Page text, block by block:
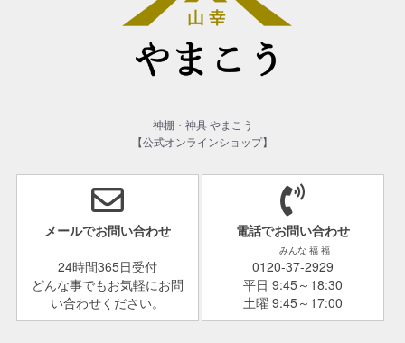
神棚・神具 やまこう
【公式オンラインショップ】
メールでお問い合わせ
24時間365日受付
どんな事でもお気軽にお問
い合わせください。
電話でお問い合わせ
みんな 福 福
0120-37-2929
平日 9:45～18:30
土曜 9:45～17:00